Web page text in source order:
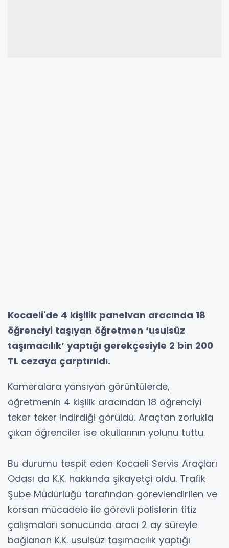
Kocaeli'de 4 kişilik panelvan aracında 18
öğrenciyi taşıyan öğretmen ‘usulsüz
taşımacılık’ yaptığı gerekçesiyle 2 bin 200
TL cezaya çarptırıldı.
Kameralara yansıyan görüntülerde,
öğretmenin 4 kişilik aracından 18 öğrenciyi
teker teker indirdiği görüldü. Araçtan zorlukla
çıkan öğrenciler ise okullarının yolunu tuttu.
Bu durumu tespit eden Kocaeli Servis Araçları
Odası da K.K. hakkında şikayetçi oldu. Trafik
Şube Müdürlüğü tarafından görevlendirilen ve
korsan mücadele ile görevli polislerin titiz
çalışmaları sonucunda aracı 2 ay süreyle
bağlanan K.K. usulsüz taşımacılık yaptığı